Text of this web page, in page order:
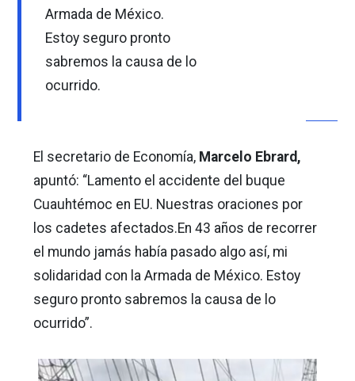
Armada de México.
Estoy seguro pronto
sabremos la causa de lo
ocurrido.
El secretario de Economía, Marcelo Ebrard,
apuntó: “Lamento el accidente del buque
Cuauhtémoc en EU. Nuestras oraciones por
los cadetes afectados.En 43 años de recorrer
el mundo jamás había pasado algo así, mi
solidaridad con la Armada de México. Estoy
seguro pronto sabremos la causa de lo
ocurrido”.